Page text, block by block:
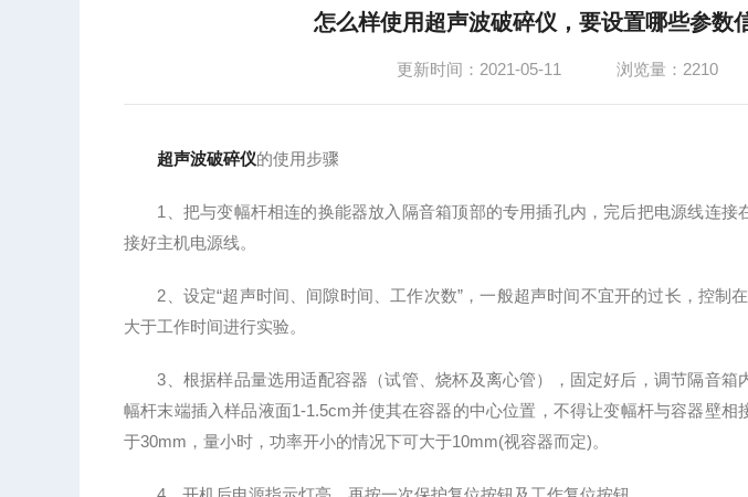
怎么样使用超声波破碎仪，要设置哪些参数
更新时间：2021-05-11 浏览量：2210
超声波破碎仪的使用步骤
1、把与变幅杆相连的换能器放入隔音箱顶部的专用插孔内，完后把电源线连接
接好主机电源线。
2、设定“超声时间、间隙时间、工作次数”，一般超声时间不宜开的过长，控制
大于工作时间进行实验。
3、根据样品量选用适配容器（试管、烧杯及离心管），固定好后，调节隔音箱
幅杆末端插入样品液面1-1.5cm并使其在容器的中心位置，不得让变幅杆与容器壁相
于30mm，量小时，功率开小的情况下可大于10mm(视容器而定)。